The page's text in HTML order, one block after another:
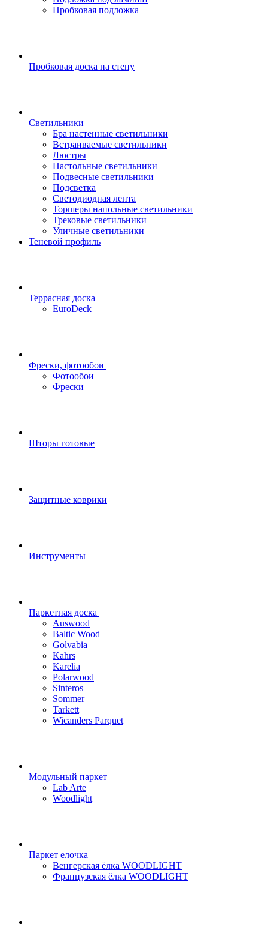
Пробковая подложка
Пробковая доска на стену
Светильники
Бра настенные светильники
Встраиваемые светильники
Люстры
Настольные светильники
Подвесные светильники
Подсветка
Светодиодная лента
Торшеры напольные светильники
Трековые светильники
Уличные светильники
Теневой профиль
Террасная доска
EuroDeck
Фрески, фотообои
Фотообои
Фрески
Шторы готовые
Защитные коврики
Инструменты
Паркетная доска
Auswood
Baltic Wood
Golvabia
Kahrs
Karelia
Polarwood
Sinteros
Sommer
Tarkett
Wicanders Parquet
Модульный паркет
Lab Arte
Woodlight
Паркет елочка
Венгерская ёлка WOODLIGHT
Французская ёлка WOODLIGHT